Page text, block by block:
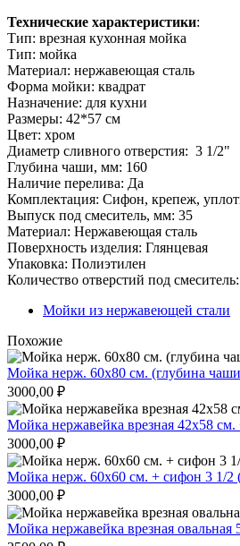
Технические характеристики:
Тип: врезная кухонная мойка
Тип: мойка
Материал: нержавеющая сталь
Форма мойки: квадрат
Назначение: для кухни
Размеры: 42*57 см
Цвет: хром
Диаметр сливного отверстия: 3 1/2"
Глубина чаши, мм: 160
Наличие перелива: Да
Комплектация: Сифон, крепеж,
Выпуск под смеситель, мм: 35
Материал: Нержавеющая сталь
Поверхность изделия: Глянцевая
Упаковка: Полиэтилен
Количество отверстий под смеситель:
Мойки из нержавеющей стали
Похожие
Мойка нерж. 60х80 см. (глубина
3000,00 ₽
Мойка нержавейка врезная 42х58
3000,00 ₽
Мойка нерж. 60х60 см. + сифон 3 1/2
3000,00 ₽
Мойка нержавейка врезная